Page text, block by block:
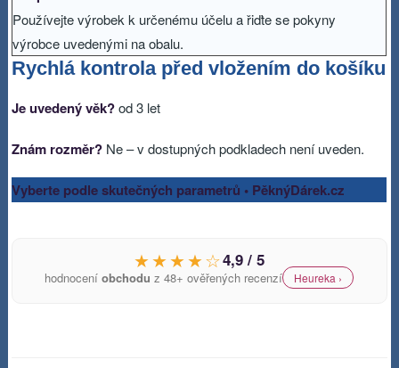
Používejte výrobek k určenému účelu a řiďte se pokyny
výrobce uvedenými na obalu.
Rychlá kontrola před vložením do košíku
Je uvedený věk?od 3 let
Znám rozměr? Ne – v dostupných podkladech není uveden.
Vyberte podle skutečných parametrů • PěknýDárek.cz
★★★★☆4,9 / 5
hodnoceníobchodu z 48+ ověřených recenzí Heureka ›